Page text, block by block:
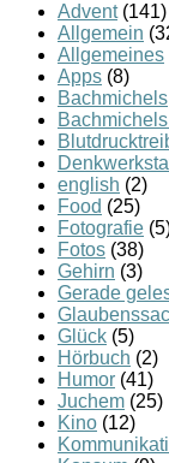
Advent(141)
Allgemein
Allgemeines
Apps (8)
Bachmichels
english (2)
Food (25)
Fotografie
Fotos (38)
Gehirn (3)
Gerade
Glück (5)
Hörbuch (2)
Humor (41)
Juchem (25)
Kino (12)